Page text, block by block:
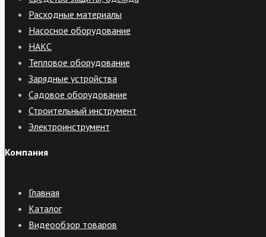
Расходные материалы
Насосное оборудование
НАКС
Тепловое оборудование
Зарядные устройства
Садовое оборудование
Строительный инструмент
Электроинструмент
Компания
Главная
Каталог
Видеообзор товаров